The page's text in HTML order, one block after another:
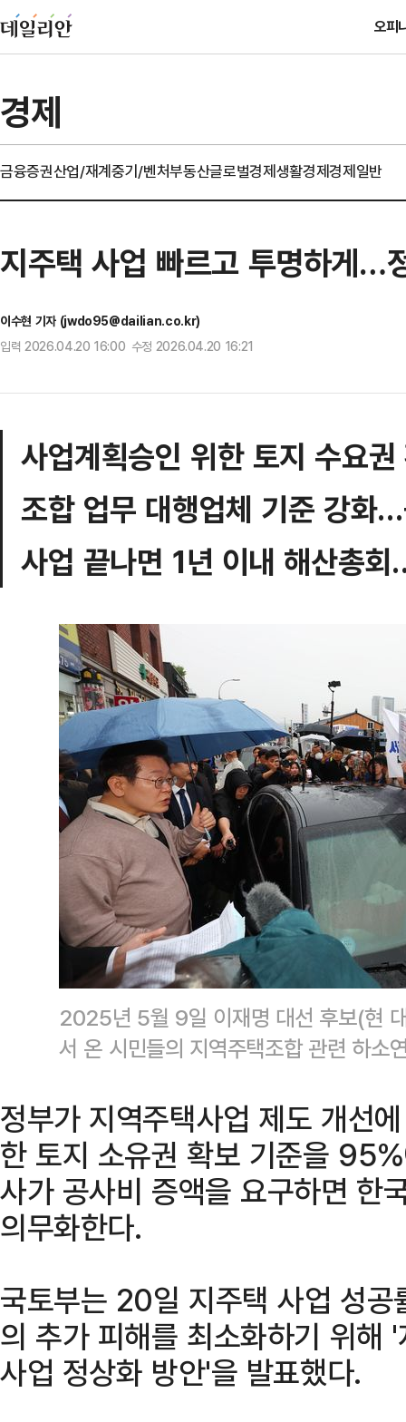
오피
경제
금융증권산업/재계중기/벤처부동산글로벌경제생활경제경제일반
지주택 사업 빠르고 투명하게…
이수현 기자 (jwdo95@dailian.co.kr)
입력 2026.04.20 16:00 수정 2026.04.20 16:21
사업계획승인 위한 토지 수요
조합 업무 대행업체 기준 강화
사업 끝나면 1년 이내 해산총
2025년 5월 9일 이재명 대선 후보(현
서 온 시민들의 지역주택조합 관련 하
정부가 지역주택사업 제도 개선
한 토지 소유권 확보 기준을
사가 공사비 증액을 요구하면 한
의무화한다.
국토부는 20일 지주택 사업 성
의 추가 피해를 최소화하기 위해
사업 정상화 방안'을 발표했다.